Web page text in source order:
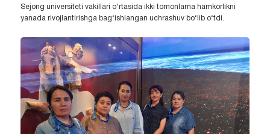
Sejong universiteti vakillari o‘rtasida ikki tomonlama hamkorlikni
yanada rivojlantirishga bag‘ishlangan uchrashuv bo‘lib o‘tdi.